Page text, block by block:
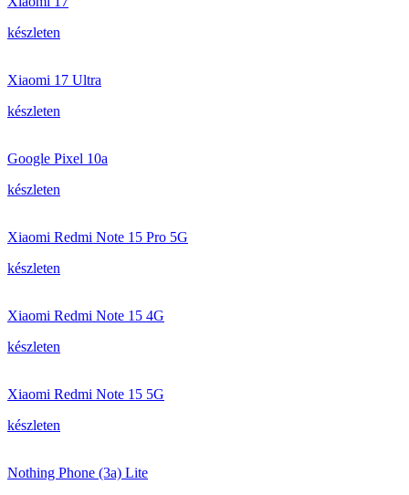
készleten
Xiaomi 17 Ultra
készleten
Google Pixel 10a
készleten
Xiaomi Redmi Note 15 Pro 5G
készleten
Xiaomi Redmi Note 15 4G
készleten
Xiaomi Redmi Note 15 5G
készleten
Nothing Phone (3a) Lite